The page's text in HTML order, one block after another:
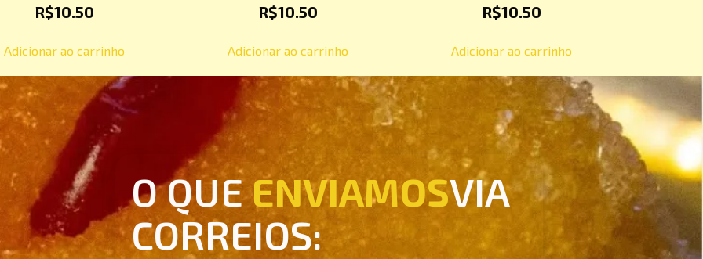
R$10.50
Adicionar ao carrinho
R$10.50
Adicionar ao carrinho
R$10.50
Adicionar ao carrinho
O QUEENVIAMOSVIA
CORREIOS: